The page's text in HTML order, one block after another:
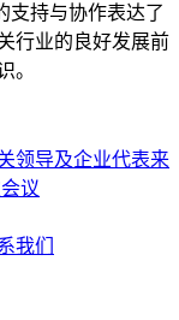
持与协作表达了
行业的良好发展前
。
领导及企业代表来
议
我们